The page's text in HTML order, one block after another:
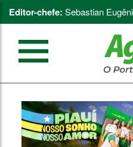
Editor-chefe: Sebastian